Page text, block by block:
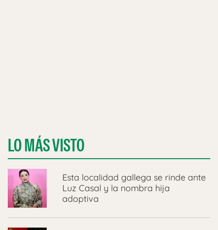
LO MÁS VISTO
Esta localidad gallega se rinde ante
Luz Casal y la nombra hija
adoptiva